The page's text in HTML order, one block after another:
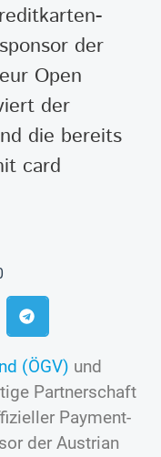
der
Open
der
die bereits
card
(ÖGV) und
Partnerschaft
Payment-
der Austrian